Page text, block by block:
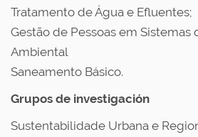
Tratamento de Água e Efluentes;
Gestão de Pessoas em Sistemas
Ambiental
Saneamento Básico.
Grupos de investigación
Sustentabilidade Urbana e